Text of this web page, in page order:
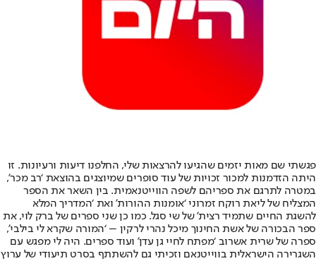
פגשתי שם מאות יזמים שהגיעו להרצאות שלי, החלפנו דיעות ורעיונות. זו
היתה הזדמנות למכור זכויות של עוד סופרים שמיוצגים בהוצאת ‘רב מכר’,
במטרה לתרגם את ספריהם לשפה הווייטנאמית. בין השאר את הספר
המצליח של ליאת רוקח זמרוני ‘אומנות ההורות’ ואת ‘המדריך המלא
להשגת החיים שתמיד רצית’ של שי סגל. כמו כן שני ספרים של ברק לוי, את
ספר הבכורה של אשת החינוך מיכל נהרי לרקין – ‘המורה שקרא לי בילבי’,
ספרה של שרית אשרוב ‘מפתח לחיי גן עדן’ ועוד ספרים. היה לי מפגש עם
השגרירה הישראלית בווייטנאם וזכיתי גם להשתתף בסרט תיעודי של ערוץ